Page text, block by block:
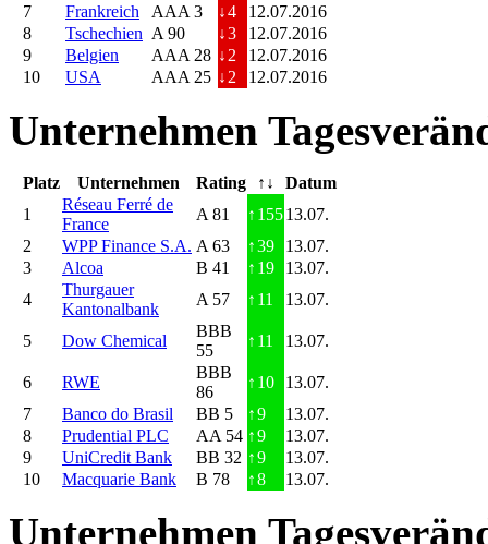
7
Frankreich AAA 3 ↓4
12.07.2016
8
Tschechien A 90 ↓3
12.07.2016
9
Belgien AAA 28 ↓ 2
12.07.2016
10
USA AAA 25 ↓ 2 12.07.2016
Unternehmen
Platz Unternehmen Rating ↑↓
Datum
1
Réseau Ferré de
France
A 81 ↑ 15513.07.
2
WPP Finance S.A. A 63 ↑39
13.07.
3
Alcoa B 41 ↑ 19
13.07.
4
Thurgauer
Kantonalbank
A 57 ↑ 11 13.07.
5 Dow Chemical
BBB
55
↑ 11 13.07.
6 RWE
BBB
86
↑ 10
13.07.
7
Banco do Brasil BB 5 ↑9
13.07.
8
Prudential PLC AA 54 ↑9
13.07.
9
UniCredit Bank BB 32 ↑9
13.07.
10
Macquarie Bank B 78 ↑8 13.07.
Unternehmen